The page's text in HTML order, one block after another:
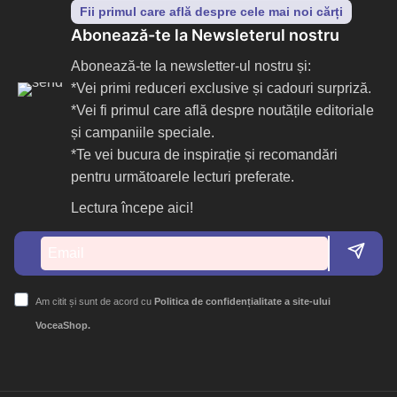
Fii primul care află despre cele mai noi cărți
Abonează-te la Newsleterul nostru
Abonează-te la newsletter-ul nostru și:
*Vei primi reduceri exclusive și cadouri surpriză.
*Vei fi primul care află despre noutățile editoriale
și campaniile speciale.
*Te vei bucura de inspirație și recomandări
pentru următoarele lecturi preferate.
Lectura începe aici!
Am citit și sunt de acord cu Politica de confidențialitate a site-ului
VoceaShop.